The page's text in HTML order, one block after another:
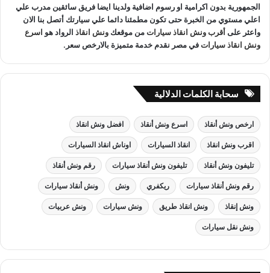
الجمهورية بدون اكرامية او رسوم اضافية ولدينا ايضا فريق سائقين مدرب علي
اعلي مستوي من الخبرة حتى تكون مطمئنا دائما علي سيارتك أتصل بنا الان
واعثر علىأقرب ونش انقاذ سياراتمن موقعك ونش انقاذ الرواد هو اسرع
ونش انقاذ سياراتفي مصر نقدم خدمة متميزة بالارخص سعر.
سحابة الكلمات الدلالية
ارخص ونش أنقاذ اسرع ونش أنقاذ افضل ونش انقاذ
اقرب ونش انقاذ انقاذ السيارات اوناش انقاذ السيارات
تليفون ونش أنقاذ تليفون ونش أنقاذ سيارات رقم ونش أنقاذ
رقم ونش أنقاذ سيارات ريكفري ونش ونش أنقاذ سيارات
ونش إنقاذ ونش انقاذ طريق ونش سيارات ونش عربيات
ونش نقل سيارات